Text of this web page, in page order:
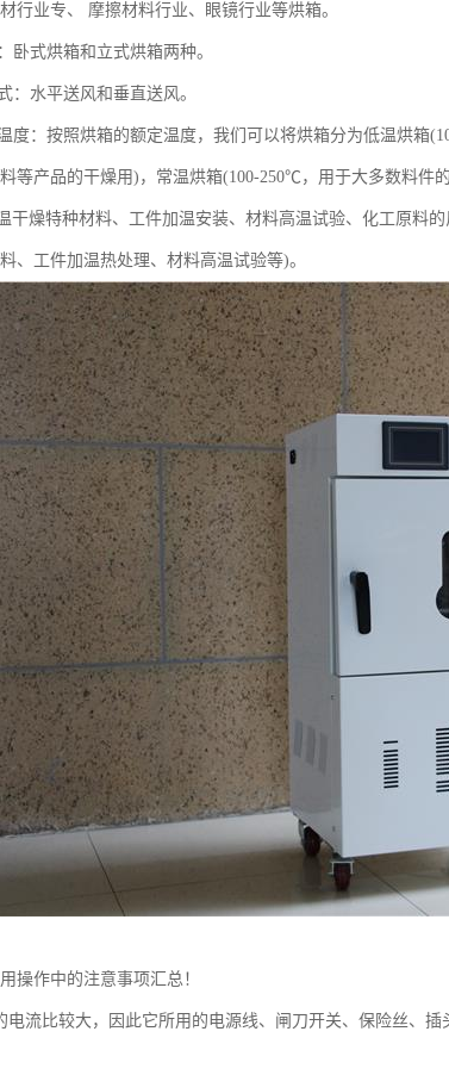
行业专、 摩擦材料行业、眼镜行业等烘箱。
卧式烘箱和立式烘箱两种。
：水平送风和垂直送风。
度：按照烘箱的额定温度，我们可以将烘箱分为低温烘箱
等产品的干燥用)，常温烘箱(100-250℃，用于大多数料件
干燥特种材料、工件加温安装、材料高温试验、化工原料
、工件加温热处理、材料高温试验等)。
操作中的注意事项汇总！
电流比较大，因此它所用的电源线、闸刀开关、保险丝、